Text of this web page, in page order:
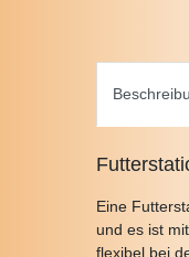
Eine
und es ist
flexibel bei